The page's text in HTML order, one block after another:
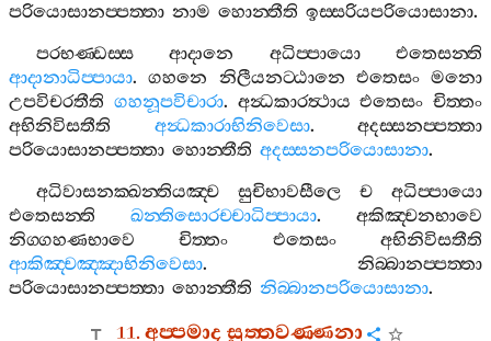
පරියොසානප‍්පත‍්තා නාම හොන‍්තීති ඉස‍්සරියපරියොසානා.
පරභණ‍්ඩස‍්ස
ආදානෙ අධිප‍්පායො
එතෙසන‍්ති
ආදානාධිප‍්පායා.ගහනෙ නිලීයනට‍්ඨානෙ එතෙසං මනො
උපවිචරතීති ගහනූපවිචාරා. අන්‍ධකාරත්‍ථාය එතෙසං චිත‍්තං
අභිනිවිසතීති
අන්‍ධකාරාභිනිවෙසා. අදස‍්සනප‍්පත‍්තා
පරියොසානප‍්පත‍්තා හොන‍්තීති අදස‍්සනපරියොසානා.
අධිවාසනක‍්ඛන‍්තියඤ‍්ච
සුචිභාවසීලෙ ච
අධිප‍්පායො
එතෙසන‍්ති
ඛන‍්තිසොරච‍්චාධිප‍්පායා. අකිඤ‍්චනභාවෙ
නිග‍්ගහණභාවෙ
චිත‍්තං එතෙසං
අභිනිවිසතීති
ආකිඤ‍්චඤ‍්ඤාභිනිවෙසා. නිබ‍්බානප‍්පත‍්තා
පරියොසානප‍්පත‍්තා හොන‍්තීති නිබ‍්බානපරියොසානා.
11.අප‍්පමාදසුත‍්තවණ‍්ණනා